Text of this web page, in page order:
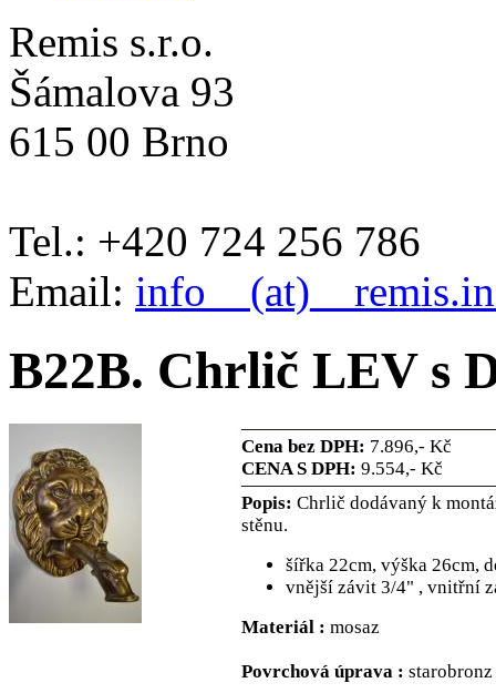
Remis s.r.o.
Šámalova 93
615 00 Brno
Tel.: +420 724 256 786
Email:
B22B. Chrlič LEV s
Cena bez DPH: 7.896,- Kč
CENA S DPH: 9.554,- Kč
Popis: Chrlič dodávaný k
stěnu.
šířka 22cm, výška 26cm,
vnější závit 3/4" , vnitřní
Materiál : mosaz
Povrchová úprava : starobronz